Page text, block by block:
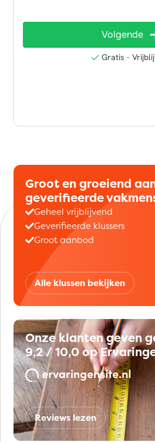
Groot en groeiend
geverifieerde
Geheel vrijblijvend
Geverifieerde klussers
Groot aanbod
Alle klussen bekijken
Onze klanten geven
9,2 / 10,0 op
Reviews lezen